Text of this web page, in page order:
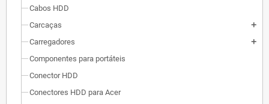
Cabos HDD
Carcaças
add
Carregadores add
Componentes para portáteis
Conector HDD
Conectores HDD para Acer